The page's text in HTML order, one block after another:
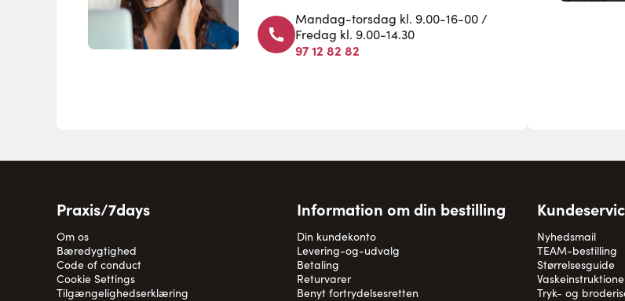
Mandag-torsdag kl. 9.00-16-00 /
Fredag kl. 9.00-14.30
97 12 82 82
Praxis/7days
Om os
Bæredygtighed
Code of conduct
Cookie Settings
Tilgængelighedserklæring
Information om din bestilling
Din kundekonto
Levering-og-udvalg
Betaling
Returvarer
Benyt fortrydelsesretten
Nyhedsmail
TEAM-bestilling
Størrelsesguide
Tryk- og